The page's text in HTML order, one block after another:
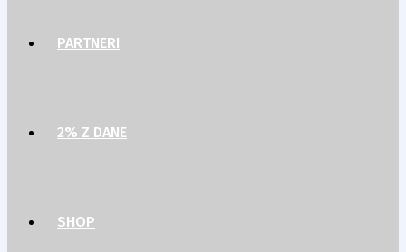
PARTNERI
2% Z DANE
SHOP